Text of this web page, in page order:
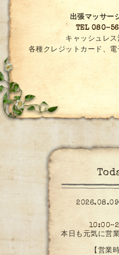
出張マッサー
TEL 080-
キャッシュレス
各種クレジットカード、
本日も元気に営
【営業